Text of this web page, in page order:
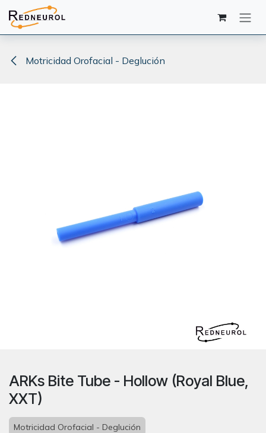
Ir al contenido
Motricidad Orofacial - Deglución
ARKs Bite Tube - Hollow (Royal Blue,
XXT)
Motricidad Orofacial - Deglución